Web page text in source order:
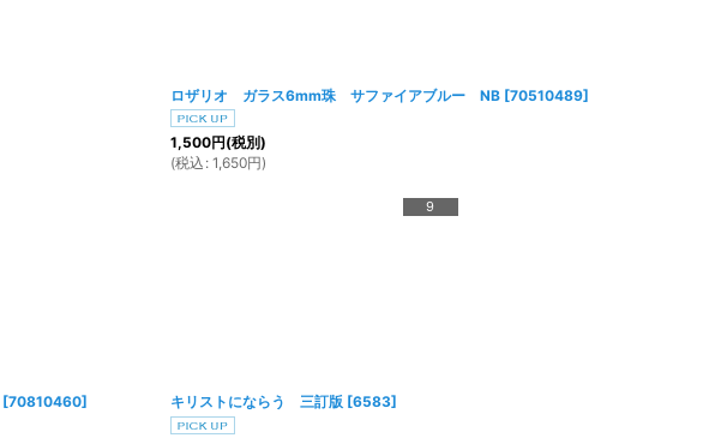
ロザリオ ガラス6mm珠 サファイアブルー NB [70510489]
1,500円(税別)
(税込 : 1,650円)
[70810460]
9
キリストにならう 三訂版 [6583]